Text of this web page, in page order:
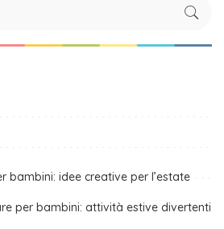
bambini: idee creative per l’estate
per bambini: attività estive divertenti